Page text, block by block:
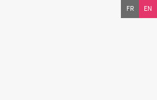
FR EN